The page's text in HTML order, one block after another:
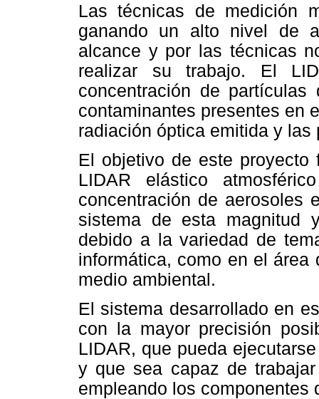
Las técnicas de medición
ganando un alto nivel de
alcance y por las técnicas
realizar su trabajo. El
concentración de
contaminantes presentes en
radiación óptica emitida y
El objetivo de este
LIDAR elástico
concentración de aerosoles
sistema de esta magnitud
debido a la variedad de
informática, como en el
medio ambiental.
El sistema desarrollado en
con la mayor precisión
LIDAR, que pueda
y que sea capaz de
empleando los componentes